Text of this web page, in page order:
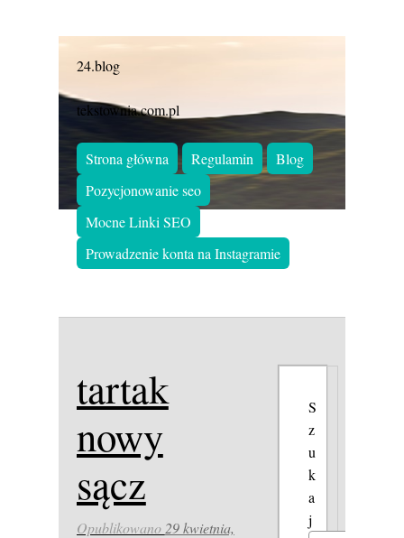
24.blog
tekstownia.com.pl
Strona główna Regulamin
Blog
Pozycjonowanie seo
Mocne Linki SEO
Prowadzenie konta na Instagramie
tartak
nowy
sącz
Opublikowano 29 kwietnia,
S
z
u
k
a
j